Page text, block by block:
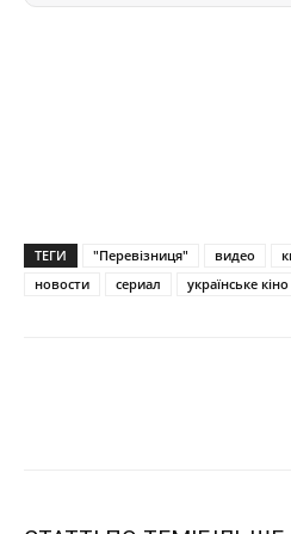
ТЕГИ "Перевізниця" видео
новости
сериал українське кіно